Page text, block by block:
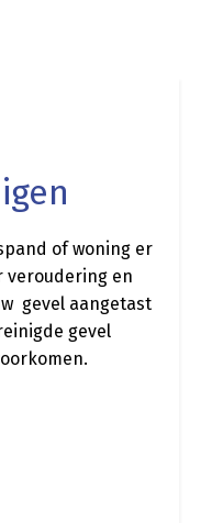
of woning er
veroudering en
gevel aangetast
gevel